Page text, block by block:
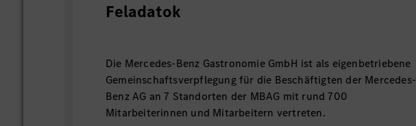
Feladatok
Die Mercedes-Benz Gastronomie GmbH ist als eigenbetriebene
Gemeinschaftsverpflegung für die Beschäftigten der Mercedes-
Benz AG an 7 Standorten der MBAG mit rund 700
Mitarbeiterinnen und Mitarbeitern vertreten.